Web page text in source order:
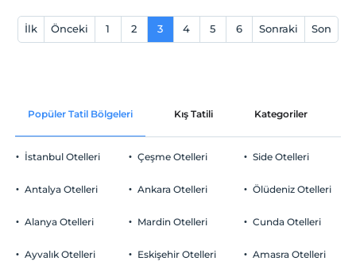
İlk Önceki 1 2 3 4 5 6 Sonraki Son
Popüler Tatil Bölgeleri Kış Tatili Kategoriler
İstanbul Otelleri
Antalya Otelleri
Alanya Otelleri
Ayvalık Otelleri
Çeşme Otelleri
Ankara Otelleri
Mardin Otelleri
Eskişehir Otelleri
Side Otelleri
Ölüdeniz Otelleri
Cunda Otelleri
Amasra Otelleri